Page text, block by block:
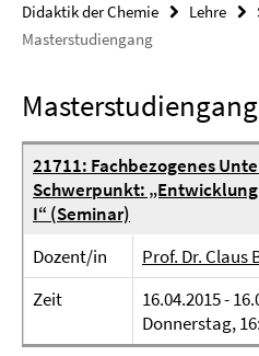
Didaktik der Chemie
Lehre
Masterstudiengang
Masterstudiengang
21711: Fachbezogenes
Schwerpunkt:
I“ (Seminar)
Dozent/in
Prof. Dr. Claus
Zeit
16.04.2015 -
Donnerstag,